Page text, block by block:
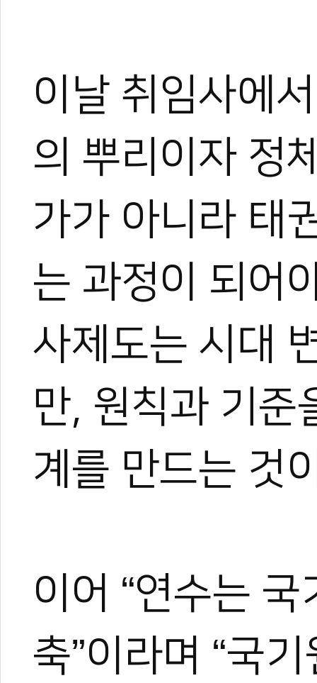
이날 취임사에
의 뿌리이자 정
가가 아니라 태
는 과정이 되어
사제도는 시대
만, 원칙과 기준
계를 만드는 것
이어 “연수는
축”이라며 “국
#한마당